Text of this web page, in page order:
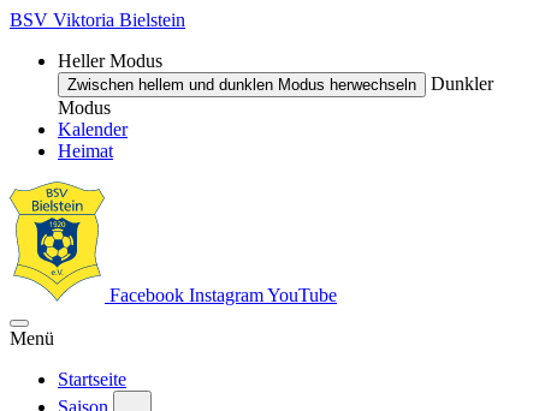
BSV Viktoria Bielstein
Heller Modus
Zwischen hellem und dunklen Modus herwechseln
Dunkler
Modus
Kalender
Heimat
Facebook InstagramYouTube
Menü
Startseite
Saison